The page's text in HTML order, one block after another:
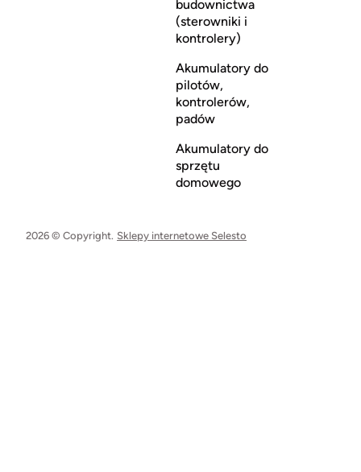
budownictwa
(sterowniki i
kontrolery)
Akumulatory do
pilotów,
kontrolerów,
padów
Akumulatory do
sprzętu
domowego
2026 © Copyright. Sklepy internetowe Selesto